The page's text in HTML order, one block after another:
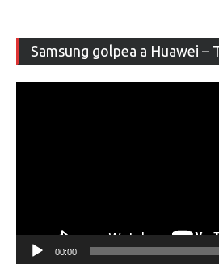
Samsung golpea a Huawei –
00:00